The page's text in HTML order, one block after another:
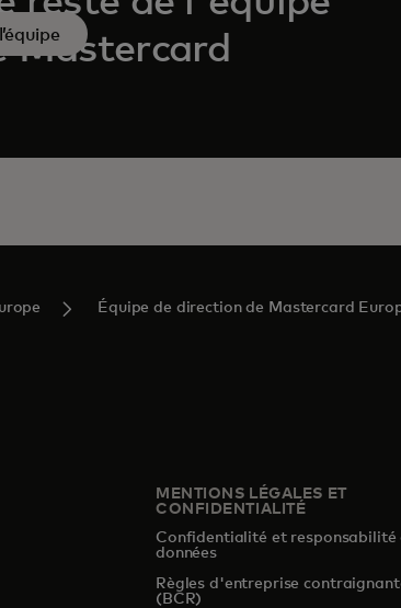
Mastercard
Équipe de direction de Mastercard
un nouvel onglet
MENTIONS LÉGALES ET
CONFIDENTIALITÉ
Confidentialité et responsabilité
données
Règles d'entreprise
(BCR)